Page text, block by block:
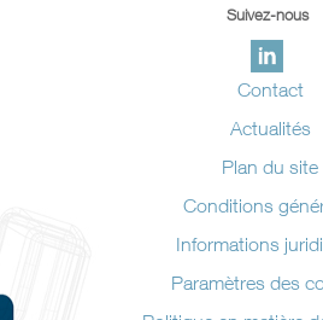
Suivez-nous
Contact
Actualités
Plan du site
Conditions
Informations
Paramètres des